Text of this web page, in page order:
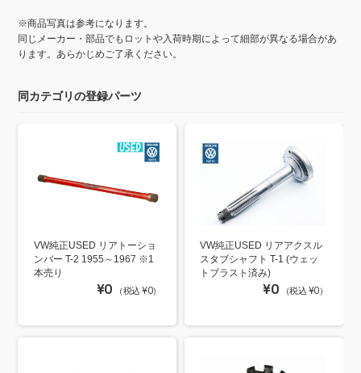
※商品写真は参考になります。
同じメーカー・部品でもロットや入荷時期によって細部が異なる場合があ
ります。あらかじめご了承ください。
同カテゴリの登録パーツ
VW純正USED リアトーショ
ンバー T-2 1955～1967 ※1
本売り
¥0 （税込 ¥0）
VW純正USED リアアクスル
スタブシャフト T-1 (ウェッ
トブラスト済み)
¥0 （税込 ¥0）